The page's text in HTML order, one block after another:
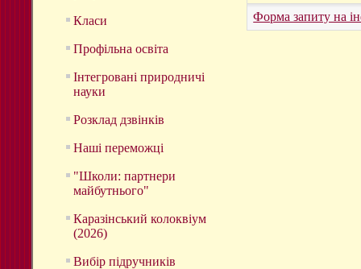
Класи
Профільна освіта
Інтегровані природничі
науки
Розклад дзвінків
Наші переможці
"Школи: партнери
майбутнього"
Каразінський колоквіум
(2026)
Вибір підручників
Форма запиту на